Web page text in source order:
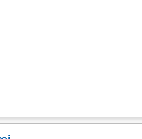
biznesowy. Dbanie o wysoką